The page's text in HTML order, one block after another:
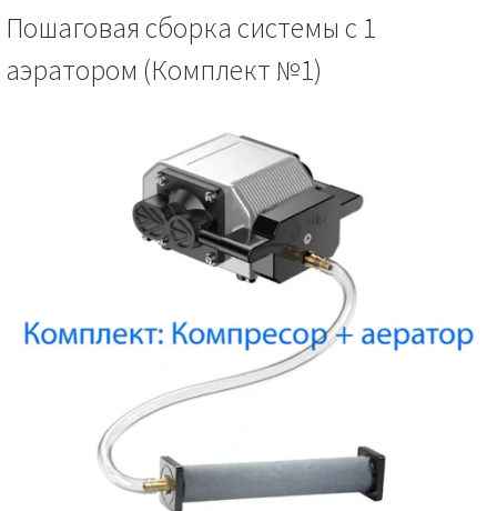
Пошаговая сборка системы с 1
аэратором (Комплект №1)